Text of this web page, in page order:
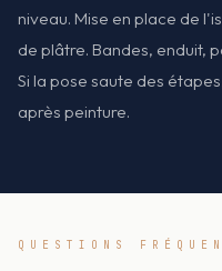
niveau. Mise en place de
de plâtre. Bandes, enduit,
Si la pose saute des
après peinture.
QUESTIONS